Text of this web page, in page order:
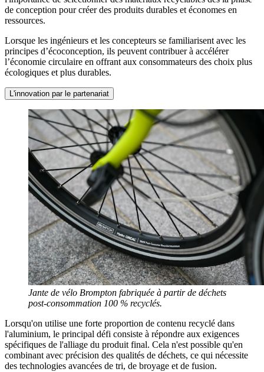
de conception pour créer des produits durables et économes en
ressources.
Lorsque les ingénieurs et les concepteurs se familiarisent avec les
principes d’écoconception, ils peuvent contribuer à accélérer
l’économie circulaire en offrant aux consommateurs des choix plus
écologiques et plus durables.
L'innovation par le partenariat
Jante de vélo Brompton fabriquée à partir de déchets
post-consommation 100 % recyclés.
Lorsqu'on utilise une forte proportion de contenu recyclé dans
l'aluminium, le principal défi consiste à répondre aux exigences
spécifiques de l'alliage du produit final. Cela n'est possible qu'en
combinant avec précision des qualités de déchets, ce qui nécessite
des technologies avancées de tri, de broyage et de fusion.